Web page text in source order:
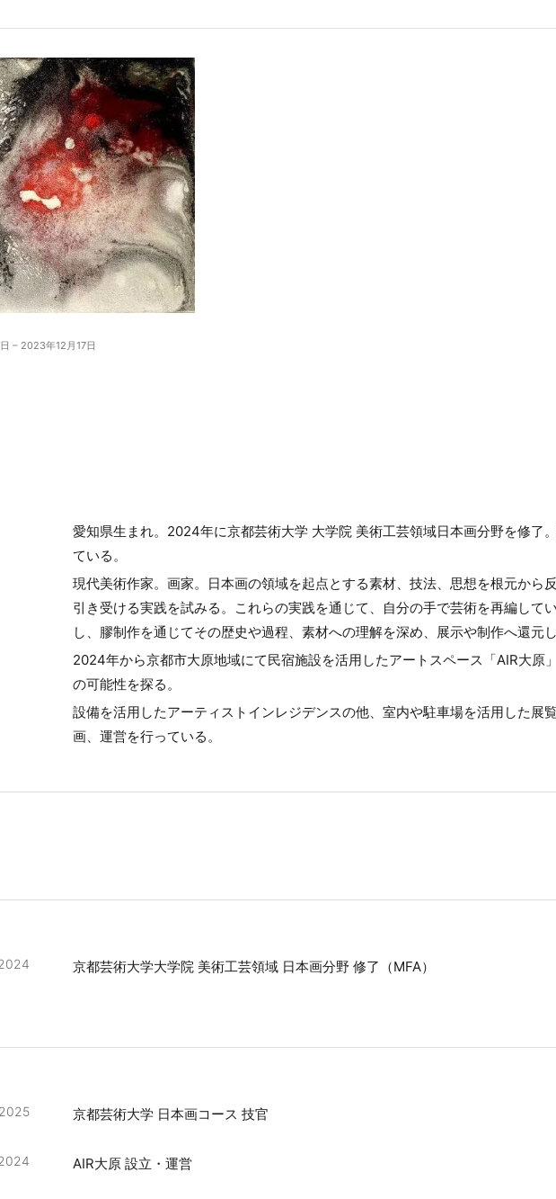
– 2023年12月17日
愛知県生まれ。2024年に京都芸術大学 大学院 美術工芸領域日本画分野を修了
ている。
現代美術作家。画家。日本画の領域を起点とする素材、技法、思想を根元から
引き受ける実践を試みる。これらの実践を通じて、自分の手で芸術を再編して
し、膠制作を通じてその歴史や過程、素材への理解を深め、展示や制作へ還元し
2024年から京都市大原地域にて民宿施設を活用したアートスペース「AIR大原
の可能性を探る。
設備を活用したアーティストインレジデンスの他、室内や駐車場を活用した展
画、運営を行っている。
京都芸術大学大学院 美術工芸領域 日本画分野 修了（MFA）
2025 京都芸術大学 日本画コース 技官
AIR大原 設立・運営